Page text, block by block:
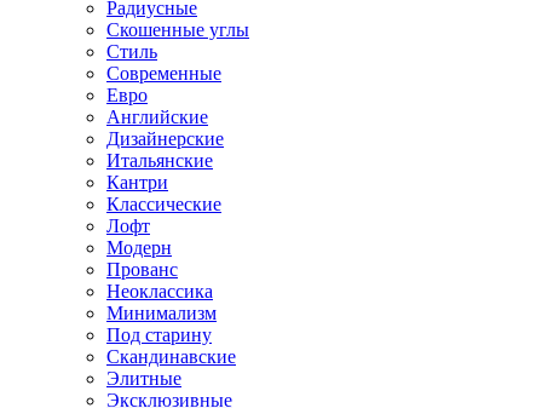
Радиусные
Скошенные углы
Стиль
Современные
Евро
Английские
Дизайнерские
Итальянские
Кантри
Классические
Лофт
Модерн
Прованс
Неоклассика
Минимализм
Под старину
Скандинавские
Элитные
Эксклюзивные